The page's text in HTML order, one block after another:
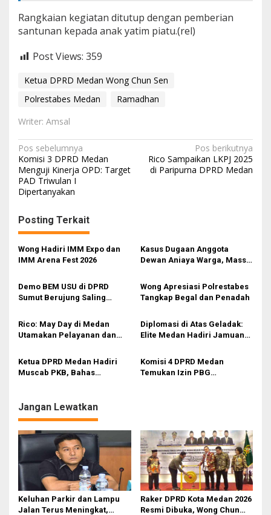
a
t
m
i
u
n
n
Rangkaian kegiatan ditutup dengan pemberian
santunan kepada anak yatim piatu.(rel)
Post Views: 359
Ketua DPRD Medan Wong Chun Sen
Polrestabes Medan
Ramadhan
Writer: Amsal
N
a
v
g
a
s
p
o
s
Pos sebelumnya
Komisi 3 DPRD Medan
Menguji Kinerja OPD: Target
PAD Triwulan I
Dipertanyakan
Pos berikutnya
Rico Sampaikan LKPJ 2025
di Paripurna DPRD Medan
Posting Terkait
Wong Hadiri IMM Expo dan
IMM Arena Fest 2026
Kasus Dugaan Anggota
Dewan Aniaya Warga, Massa
Sanksi dan Polrestabes
Segera Usut
Demo BEM USU di DPRD
Sumut Berujung Saling
Program Pemerintah
Wong Apresiasi Polrestabes
Tangkap Begal dan Penadah
Rico: May Day di Medan
Utamakan Pelayanan dan
Diplomasi di Atas Geladak:
Elite Medan Hadiri Jamuan
Ketua DPRD Medan Hadiri
Muscab PKB, Bahas
Komisi 4 DPRD Medan
Temukan Izin PBG
Jangan Lewatkan
Keluhan Parkir dan Lampu
Jalan Terus Meningkat,
Raker DPRD Kota Medan 2026
Resmi Dibuka, Wong Chun